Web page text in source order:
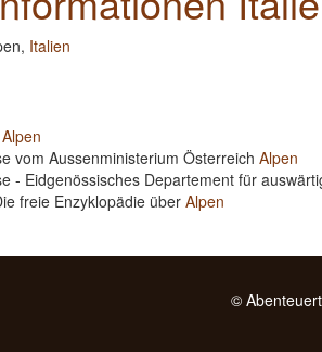
Italien
Alpen
vom Aussenministerium Österreich Alpen
- Eidgenössisches Departement für
freie Enzyklopädie über Alpen
©